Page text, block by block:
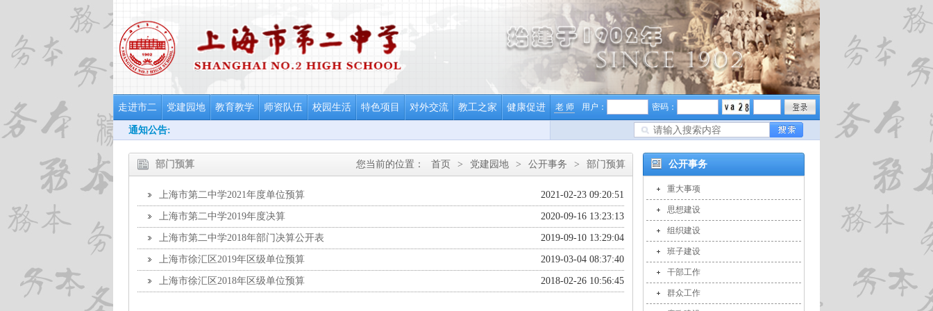
走进市二 党建园地 教育教学 师资队伍 校园生活 特色项目 对外交流 教工之家 健康促进 老 师 用户： 密码：
通知公告:
您当前的位置： 首页 > 党建园地 > 公开事务 > 部门预算
部门预算
2021-02-23 09:20:51
上海市第二中学2021年度单位预算
2020-09-16 13:23:13
上海市第二中学2019年度决算
2019-09-10 13:29:04
上海市第二中学2018年部门决算公开表
2019-03-04 08:37:40
上海市徐汇区2019年区级单位预算
2018-02-26 10:56:45
上海市徐汇区2018年区级单位预算
公开事务
重大事项
思想建设
组织建设
班子建设
干部工作
群众工作